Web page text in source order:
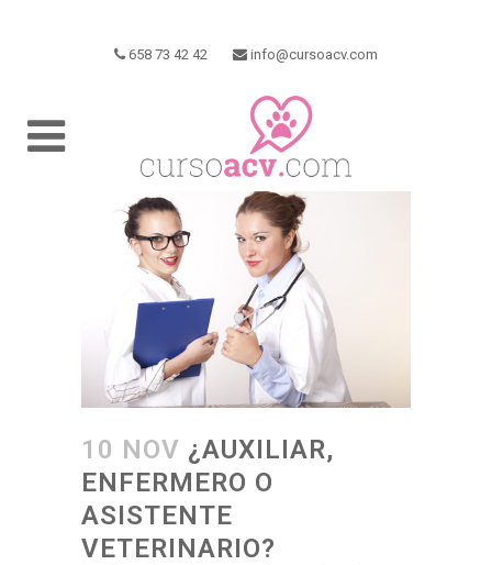
658 73 42 42 info@cursoacv.com
10 NOV ¿AUXILIAR,
ENFERMERO O
ASISTENTE
VETERINARIO?